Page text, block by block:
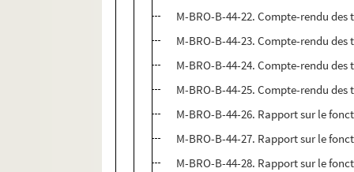
M-BRO-B-44-22. Compte-rendu
M-BRO-B-44-23. Compte-rendu
M-BRO-B-44-24. Compte-rendu
M-BRO-B-44-25. Compte-rendu
M-BRO-B-44-26. Rapport sur le
M-BRO-B-44-27. Rapport sur le
M-BRO-B-44-28. Rapport sur le